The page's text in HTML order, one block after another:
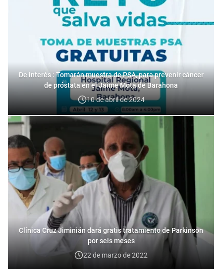
De interés : Tomarán muestra de PSA, para prevenir cáncer
de próstata en el Jaime Mota de Barahona
10 de abril de 2024
Clínica Cruz Jiminián dará gratis tratamiento de Parkinson
por seis meses
22 de marzo de 2022